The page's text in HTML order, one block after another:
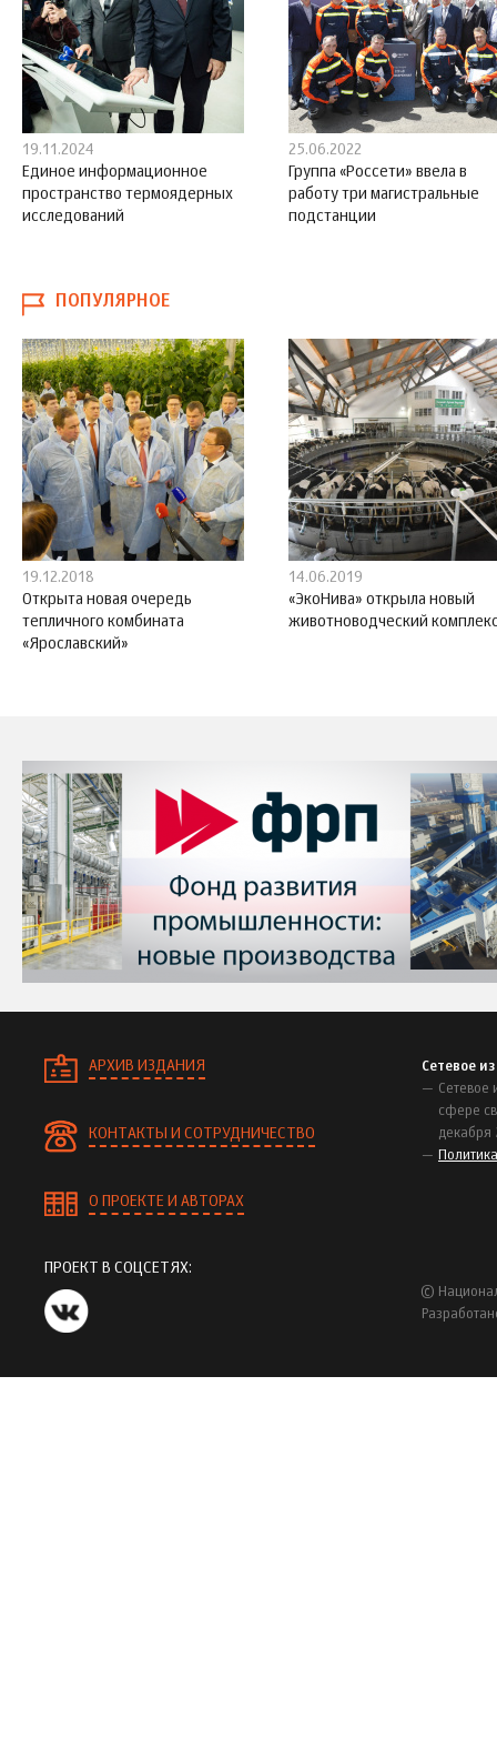
19.11.2024
Единое информационное
пространство термоядерных
исследований
25.06.2022
Группа «Россети» ввела в
работу три магистральные
подстанции
ПОПУЛЯРНОЕ
19.12.2018
Открыта новая очередь
тепличного комбината
«Ярославский»
14.06.2019
«ЭкоНива» открыла новый
животноводческий
АРХИВ ИЗДАНИЯ
КОНТАКТЫ И СОТРУДНИЧЕСТВО
О ПРОЕКТЕ И АВТОРАХ
Сетевое
Сетевое
сфере
декабря
ПРОЕКТ В СОЦСЕТЯХ:
©